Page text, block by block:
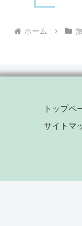
ホーム 旅
トップペ
サイトマ